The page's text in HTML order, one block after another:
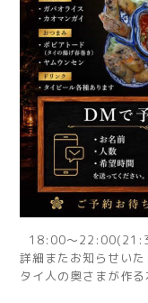
18:00～
詳細またお知らせいた
タイ人の奥さまが作